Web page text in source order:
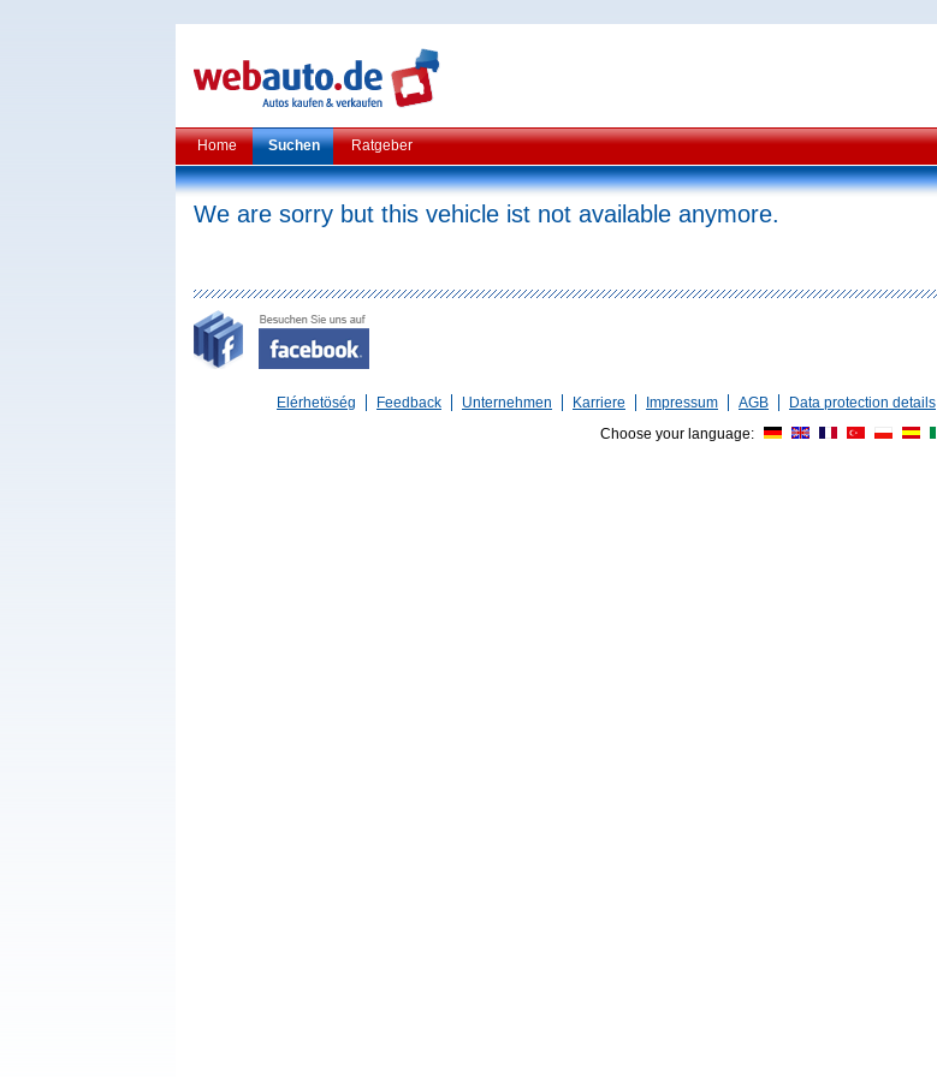
Home Suchen Ratgeber
We are sorry but this vehicle ist not available anymore.
Elérhetöség
Feedback Unternehmen Karriere Impressum AGB Data protection details
Choose your language: